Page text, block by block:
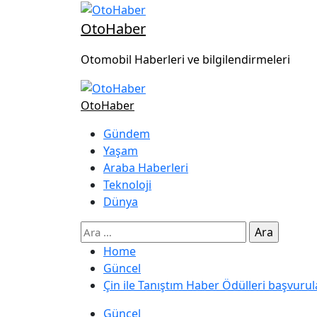
OtoHaber
Otomobil Haberleri ve bilgilendirmeleri
OtoHaber
Gündem
Yaşam
Araba Haberleri
Teknoloji
Dünya
Home
Güncel
Çin ile Tanıştım Haber Ödülleri
Güncel